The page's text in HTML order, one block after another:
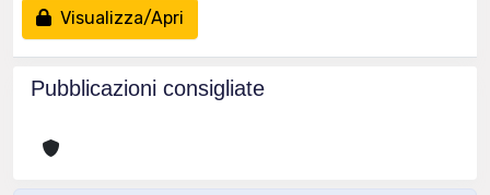
Visualizza/Apri
Pubblicazioni consigliate